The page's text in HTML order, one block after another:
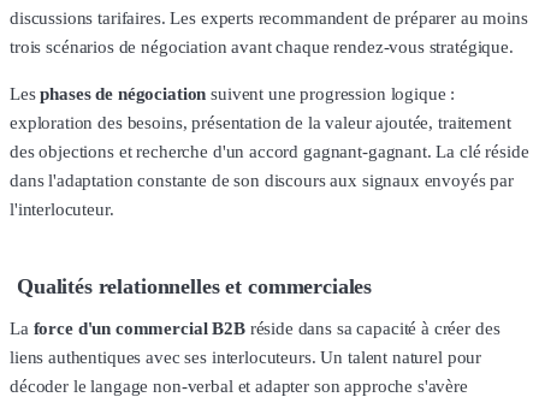
discussions tarifaires. Les experts recommandent de préparer au moins
trois scénarios de négociation avant chaque rendez-vous stratégique.
Lesphases de négociation suivent une progression logique :
exploration des besoins, présentation de la valeur ajoutée, traitement
des objections et recherche d'un accord gagnant-gagnant. La clé réside
dans l'adaptation constante de son discours aux signaux envoyés par
l'interlocuteur.
Qualités relationnelles et commerciales
La force d'un commercial B2Bréside dans sa capacité à créer des
liens authentiques avec ses interlocuteurs. Un talent naturel pour
décoder le langage non-verbal et adapter son approche s'avère